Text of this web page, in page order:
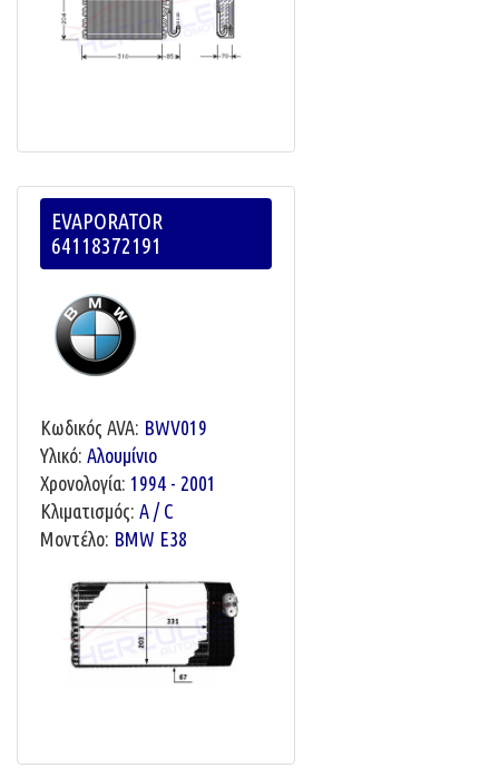
EVAPORATOR
64118372191
Κωδικός AVA: BWV019
Υλικό: Αλουμίνιο
Χρονολογία: 1994 - 2001
Κλιματισμός: A / C
Μοντέλο: BMW E38